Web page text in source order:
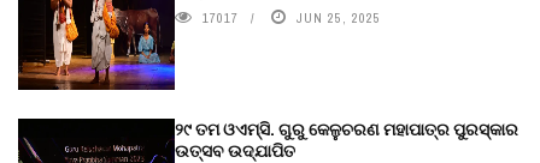
17017 JUN 25, 2025
୨୯ ତମ ଓଏମ୍‌ସି. ଗୁରୁ କେଳୁଚରଣ ମହାପାତ୍ର ପୁରସ୍କାର
ଉତ୍ସବ ଉଦ୍‍ଯାପିତ